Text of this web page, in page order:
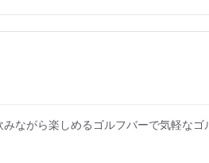
みながら楽しめるゴルフバーで気軽な